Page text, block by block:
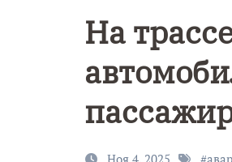
На
Ноя 4, 2025 #